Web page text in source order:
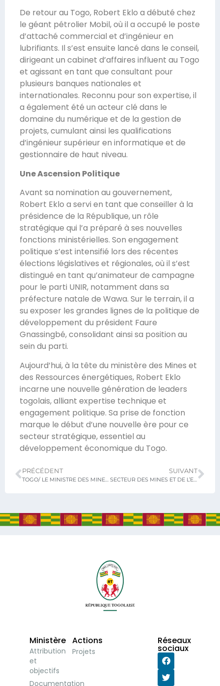
De retour au Togo, Robert Eklo a débuté chez
le géant pétrolier Mobil, où il a occupé le poste
d’attaché commercial et d’ingénieur en
lubrifiants. Il s’est ensuite lancé dans le conseil,
dirigeant un cabinet d’affaires influent au Togo
et agissant en tant que consultant pour
plusieurs banques nationales et
internationales. Reconnu pour son expertise, il
a également été un acteur clé dans le
domaine du numérique et de la gestion de
projets, cumulant ainsi les qualifications
d’ingénieur supérieur en informatique et de
gestionnaire de haut niveau.
Une Ascension Politique
Avant sa nomination au gouvernement,
Robert Eklo a servi en tant que conseiller à la
présidence de la République, un rôle
stratégique qui l’a préparé à ses nouvelles
fonctions ministérielles. Son engagement
politique s’est intensifié lors des récentes
élections législatives et régionales, où il s’est
distingué en tant qu’animateur de campagne
pour le parti UNIR, notamment dans sa
préfecture natale de Wawa. Sur le terrain, il a
su exposer les grandes lignes de la politique de
développement du président Faure
Gnassingbé, consolidant ainsi sa position au
sein du parti.
Aujourd’hui, à la tête du ministère des Mines et
des Ressources énergétiques, Robert Eklo
incarne une nouvelle génération de leaders
togolais, alliant expertise technique et
engagement politique. Sa prise de fonction
marque le début d’une nouvelle ère pour ce
secteur stratégique, essentiel au
développement économique du Togo.
PRÉCÉDENT
TOGO/ LE MINISTRE DES MINES ET DES RESSOURCES ENERGETIQUES A PIEDS D’ŒUVRE POUR LA REUSSITE DES PROJETS.
SUIVANT
SECTEUR DES MINES ET DE L’ENERGIE : LES MINISTRES RECOIVENT LES VŒUX DU NOUVEL AN
Ministère
Attribution
et
objectifs
Documentation
Actions
Projets
Réseaux
sociaux